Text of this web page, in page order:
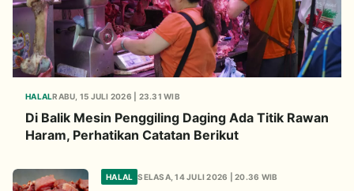
HALALRABU, 15 JULI 2026 | 23.31 WIB
Di Balik Mesin Penggiling Daging Ada Titik Rawan
Haram, Perhatikan Catatan Berikut
HALAL SELASA, 14 JULI 2026 | 20.36 WIB